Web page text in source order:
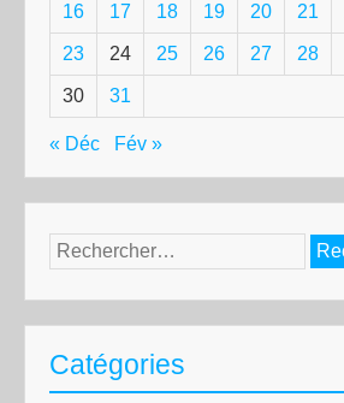
16 17 18 19 20 21
23 24 25 26 27 28
30 31
« Déc Fév »
Rechercher :
Catégories